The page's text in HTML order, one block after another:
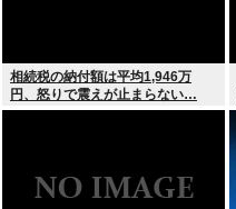
相続税の納付額は平均1,946万
円、怒りで震えが止まらない…